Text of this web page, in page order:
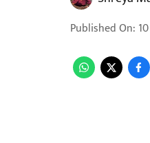
Published On: